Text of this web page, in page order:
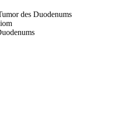
des Duodenums